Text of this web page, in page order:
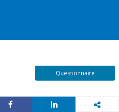
Questionnaire